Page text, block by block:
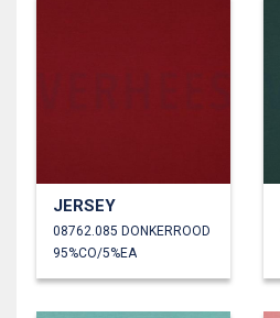
JERSEY
08762.085 DONKERROOD
95%CO/5%EA